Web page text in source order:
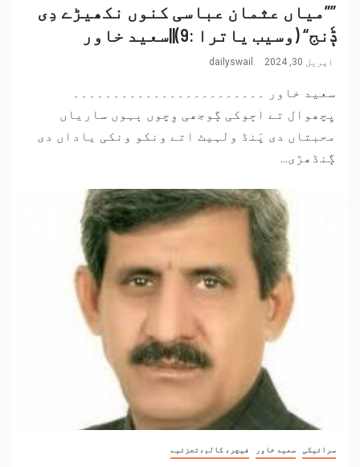
””میاں عثمان عباسی کنوں نکھیڑے دِی
ݙَنج“ (وسیب یاترا :9)||سعید خاور
اپریل 30, 2024 dailyswail
سعید خاور ۔۔۔۔۔۔۔۔۔۔۔۔۔۔۔۔۔۔۔۔۔۔۔۔
پِچھوال تے اڄوکی ڳوجھی وِچوں ٻہوں ساریاں
محبتاں دی پَنڈ ولہیٹ اتے ونکو ونکی یاداں دی
ڳنڈھڑی...
سرائیکی سعید خاور فیچر، کالم،تجزئیے